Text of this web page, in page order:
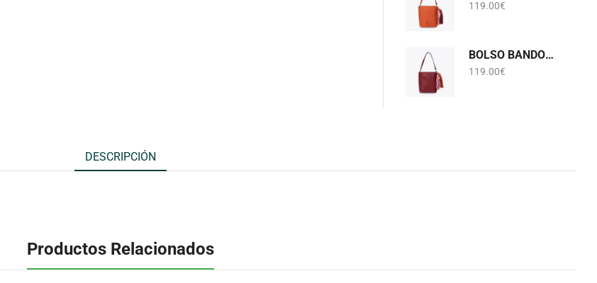
119.00€
BOLSO BANDOLERA EFECTO PIEL CON POMPONES BURDEOS LOLA CASADEMUNT LF2604058
119.00€
DESCRIPCIÓN
Productos Relacionados